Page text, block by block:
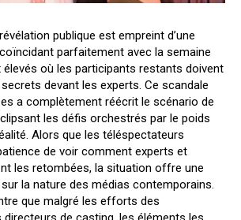
publique est empreint d’une
parfaitement avec la semaine
élevés où les participants restants doivent
devant les experts. Ce scandale
a complètement réécrit le scénario de
les défis orchestrés par le poids
Alors que les téléspectateurs
de voir comment experts et
les retombées, la situation offre une
la nature des médias contemporains.
que malgré les efforts des